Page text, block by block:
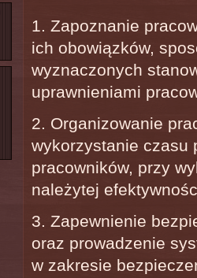
1. Zapoznanie
ich obowiązków,
wyznaczonych
uprawnieniami
2. Organizowanie
wykorzystanie czasu
pracowników, przy
należytej
3. Zapewnienie
oraz prowadzenie
w zakresie